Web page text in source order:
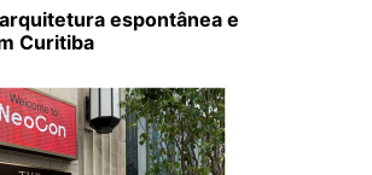
espontânea e
Curitiba